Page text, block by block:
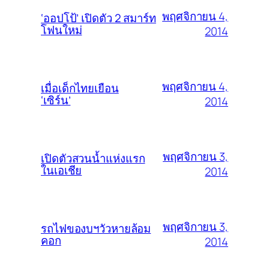
‘ออปโป้’ เปิดตัว 2 สมาร์ท
โฟนใหม่
พฤศจิกายน 4,
2014
เมื่อเด็กไทยเยือน
‘เซิร์น’
พฤศจิกายน 4,
2014
เปิดตัวสวนน้ำแห่งแรก
ในเอเชีย
พฤศจิกายน 3,
2014
รถไฟของบฯวัวหายล้อม
คอก
พฤศจิกายน 3,
2014